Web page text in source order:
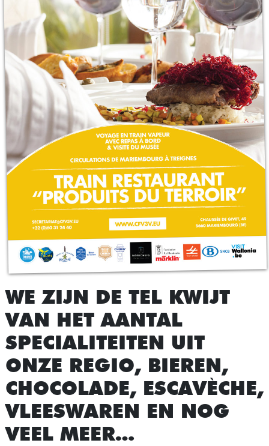
WE ZIJN DE TEL KWIJT
VAN HET AANTAL
SPECIALITEITEN UIT
ONZE REGIO, BIEREN,
CHOCOLADE, ESCAVÈCHE,
VLEESWAREN EN NOG
VEEL MEER…